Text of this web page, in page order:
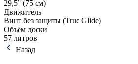
29,5” (75 см)
Движитель
Винт без защиты (True Glide)
Объём доски
57 литров
Назад